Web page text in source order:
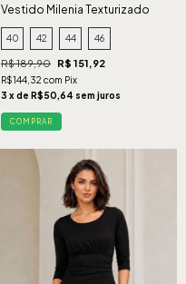
Vestido Milenia Texturizado
Verde
40 42 44 46
R$ 189,90 R$ 151,92
R$144,32 com Pix
3 x de R$50,64 sem juros
COMPRAR